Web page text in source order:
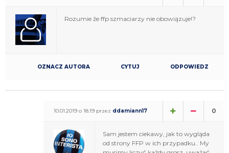
Rozumie że ffp szmaciarzy nie obowiązuje!?
OZNACZ AUTORA CYTUJ ODPOWIEDZ
10.01.2019 o 18:19 przez ddamiann17 0
Sam jestem ciekawy, jak to wygląda
od strony FFP w ich przypadku.. My